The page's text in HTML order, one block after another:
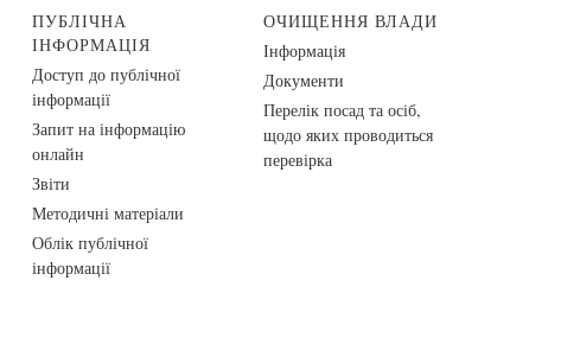
ПУБЛІЧНА
ІНФОРМАЦІЯ
Доступ до публічної
інформації
Запит на інформацію
онлайн
Звіти
Методичні матеріали
Облік публічної
інформації
ОЧИЩЕННЯ ВЛАДИ
Інформація
Документи
Перелік посад та осіб,
щодо яких проводиться
перевірка